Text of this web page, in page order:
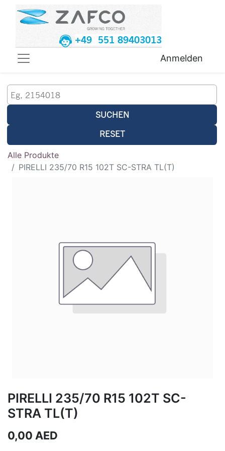
+49 551 89403013
Anmelden
SUCHEN
RESET
Alle Produkte
PIRELLI 235/70 R15 102T SC-STRA TL(T)
PIRELLI 235/70 R15 102T SC-
STRA TL(T)
0,00 AED